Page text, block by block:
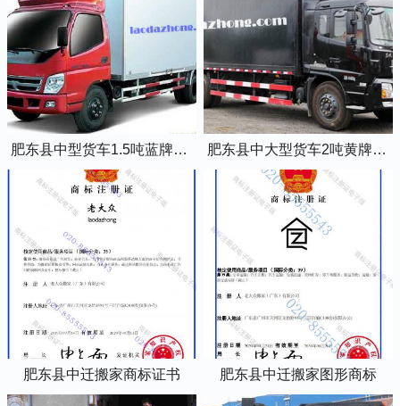
肥东县中型货车1.5吨蓝牌4米2厢式货车 肥东县中大型货车2吨黄牌5米2厢式货车
肥东县中迁搬家商标证书 肥东县中迁搬家图形商标